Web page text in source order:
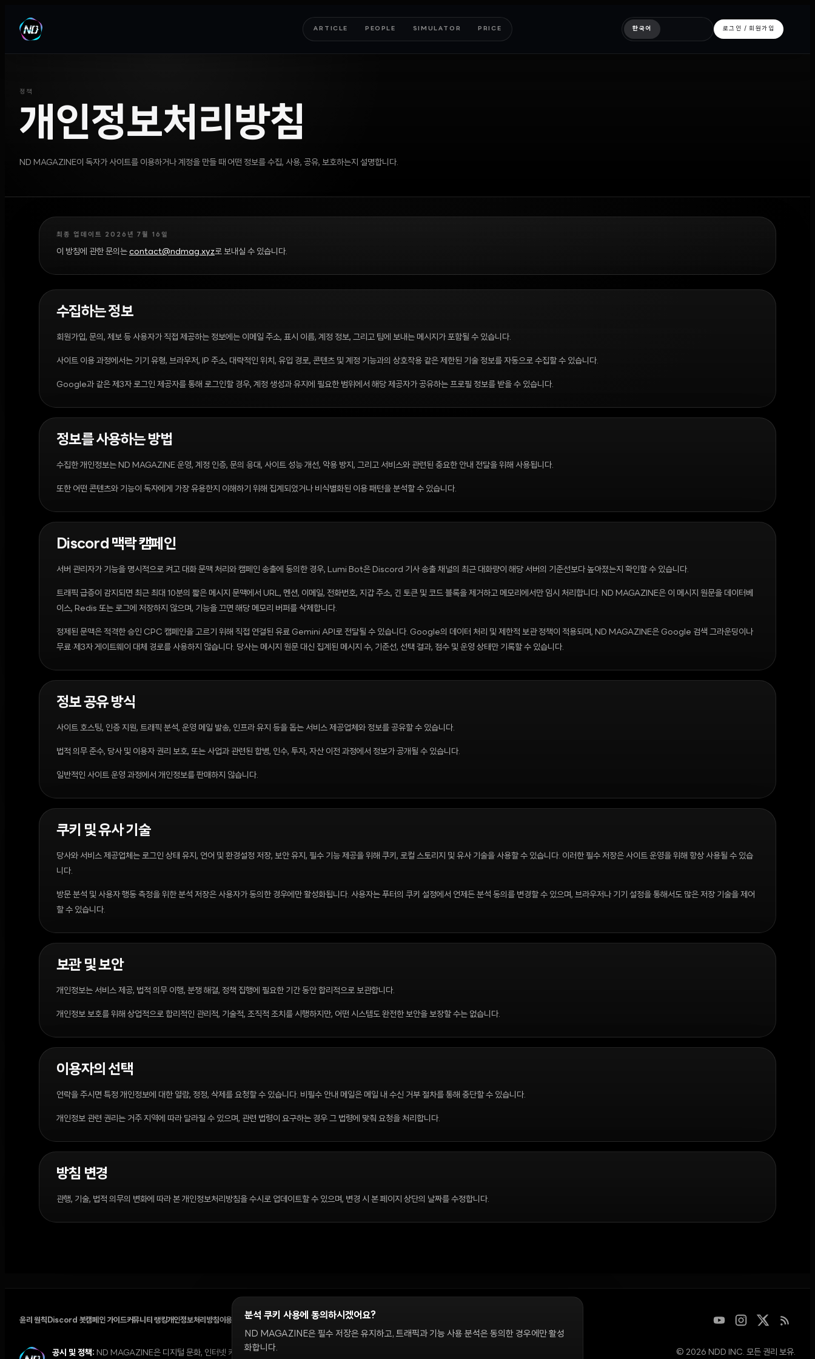
ARTICLE PEOPLE SIMULATOR PRICE 한국어 로그인 / 회원가입
정책
개인정보처리방침
ND MAGAZINE이 독자가 사이트를 이용하거나 계정을 만들 때 어떤 정보를 수집, 사용, 공유, 보호하는지 설명합니다.
최종 업데이트 2026년 7월 16일
이 방침에 관한 문의는 contact@ndmag.xyz로 보내실 수 있습니다.
수집하는 정보
회원가입, 문의, 제보 등 사용자가 직접 제공하는 정보에는 이메일 주소, 표시 이름, 계정 정보, 그리고 팀에 보내는 메시지가 포함될 수 있습니다.
사이트 이용 과정에서는 기기 유형, 브라우저, IP 주소, 대략적인 위치, 유입 경로, 콘텐츠 및 계정 기능과의 상호작용 같은 제한된 기술 정보를 자동으로 수집할 수 있습니다.
Google과 같은 제3자 로그인 제공자를 통해 로그인할 경우, 계정 생성과 유지에 필요한 범위에서 해당 제공자가 공유하는 프로필 정보를 받을 수 있습니다.
정보를 사용하는 방법
수집한 개인정보는 ND MAGAZINE 운영, 계정 인증, 문의 응대, 사이트 성능 개선, 악용 방지, 그리고 서비스와 관련된 중요한 안내 전달을 위해 사용됩니다.
또한 어떤 콘텐츠와 기능이 독자에게 가장 유용한지 이해하기 위해 집계되었거나 비식별화된 이용 패턴을 분석할 수 있습니다.
Discord 맥락 캠페인
서버 관리자가 기능을 명시적으로 켜고 대화 문맥 처리와 캠페인 송출에 동의한 경우, Lumi Bot은 Discord 기사 송출 채널의 최근 대화량이 해당 서버의 기준선보다 높아졌는지 확인할 수 있습니다.
트래픽 급증이 감지되면 최근 최대 10분의 짧은 메시지 문맥에서 URL, 멘션, 이메일, 전화번호, 지갑 주소, 긴 토큰 및 코드 블록을 제거하고 메모리에서만 임시 처리합니다. ND MAGAZINE은 이 메시지 원문을 데이터베
이스, Redis 또는 로그에 저장하지 않으며, 기능을 끄면 해당 메모리 버퍼를 삭제합니다.
정제된 문맥은 적격한 승인 CPC 캠페인을 고르기 위해 직접 연결된 유료 Gemini API로 전달될 수 있습니다. Google의 데이터 처리 및 제한적 보관 정책이 적용되며, ND MAGAZINE은 Google 검색 그라운딩이나
무료·제3자 게이트웨이 대체 경로를 사용하지 않습니다. 당사는 메시지 원문 대신 집계된 메시지 수, 기준선, 선택 결과, 점수 및 운영 상태만 기록할 수 있습니다.
정보 공유 방식
사이트 호스팅, 인증 지원, 트래픽 분석, 운영 메일 발송, 인프라 유지 등을 돕는 서비스 제공업체와 정보를 공유할 수 있습니다.
법적 의무 준수, 당사 및 이용자 권리 보호, 또는 사업과 관련된 합병, 인수, 투자, 자산 이전 과정에서 정보가 공개될 수 있습니다.
일반적인 사이트 운영 과정에서 개인정보를 판매하지 않습니다.
쿠키 및 유사 기술
당사와 서비스 제공업체는 로그인 상태 유지, 언어 및 환경설정 저장, 보안 유지, 필수 기능 제공을 위해 쿠키, 로컬 스토리지 및 유사 기술을 사용할 수 있습니다. 이러한 필수 저장은 사이트 운영을 위해 항상 사용될 수 있습
니다.
방문 분석 및 사용자 행동 측정을 위한 분석 저장은 사용자가 동의한 경우에만 활성화됩니다. 사용자는 푸터의 쿠키 설정에서 언제든 분석 동의를 변경할 수 있으며, 브라우저나 기기 설정을 통해서도 많은 저장 기술을 제어
할 수 있습니다.
보관 및 보안
개인정보는 서비스 제공, 법적 의무 이행, 분쟁 해결, 정책 집행에 필요한 기간 동안 합리적으로 보관합니다.
개인정보 보호를 위해 상업적으로 합리적인 관리적, 기술적, 조직적 조치를 시행하지만, 어떤 시스템도 완전한 보안을 보장할 수는 없습니다.
이용자의 선택
연락을 주시면 특정 개인정보에 대한 열람, 정정, 삭제를 요청할 수 있습니다. 비필수 안내 메일은 메일 내 수신 거부 절차를 통해 중단할 수 있습니다.
개인정보 관련 권리는 거주 지역에 따라 달라질 수 있으며, 관련 법령이 요구하는 경우 그 법령에 맞춰 요청을 처리합니다.
방침 변경
관행, 기술, 법적 의무의 변화에 따라 본 개인정보처리방침을 수시로 업데이트할 수 있으며, 변경 시 본 페이지 상단의 날짜를 수정합니다.
윤리 원칙 Discord 봇캠페인 가이드커뮤니티 랭킹개인정보처리방침이용약관 쿠키 설정
공시 및 정책: ND MAGAZINE은 디지털 문화, 인터넷 커뮤니티, 온체인 시장을 다룹니다. 편집팀은 독립적으로 운영되며, 필진은 이 사이트에서 다루는 디지털 자산을 © 2026 NDD INC. 모든 권리 보유.
분석 쿠키 사용에 동의하시겠어요?
ND MAGAZINE은 필수 저장은 유지하고, 트래픽과 기능 사용 분석은 동의한 경우에만 활성
화합니다.